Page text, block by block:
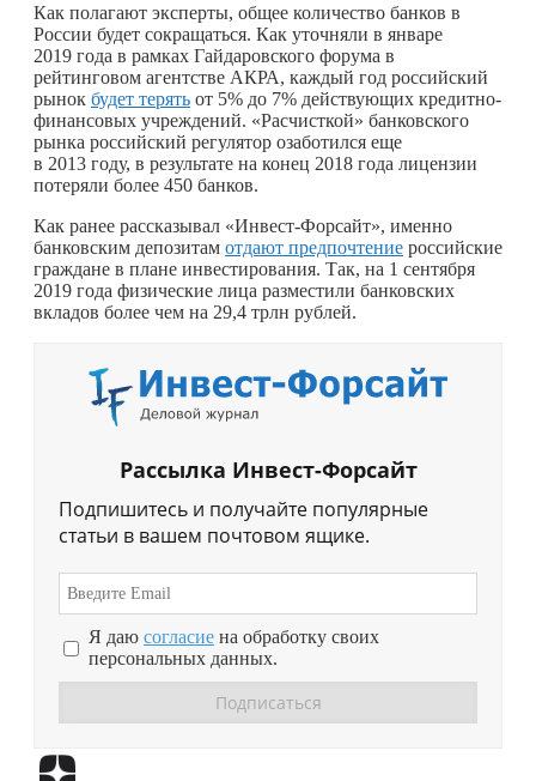
Как полагают эксперты, общее количество банков в
России будет сокращаться. Как уточняли в январе
2019 года в рамках Гайдаровского форума в
рейтинговом агентстве АКРА, каждый год российский
рынок будет терять от 5% до 7% действующих кредитно-
финансовых учреждений. «Расчисткой» банковского
рынка российский регулятор озаботился еще
в 2013 году, в результате на конец 2018 года лицензии
потеряли более 450 банков.
Как ранее рассказывал «Инвест-Форсайт», именно
банковским депозитам отдают предпочтение российские
граждане в плане инвестирования. Так, на 1 сентября
2019 года физические лица разместили банковских
вкладов более чем на 29,4 трлн рублей.
Рассылка Инвест-Форсайт
Подпишитесь и получайте популярные
статьи в вашем почтовом ящике.
Я даю согласие на обработку своих
персональных данных.